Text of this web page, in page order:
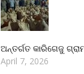
ଅନ୍ତର୍ଗତ କାରିଗେଜୁ
April 7, 2026